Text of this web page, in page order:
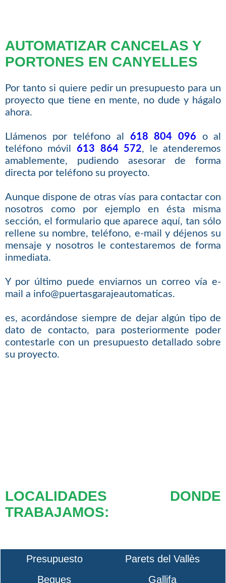
AUTOMATIZAR CANCELAS Y
PORTONES EN CANYELLES
Por tanto si quiere pedir un presupuesto para un
proyecto que tiene en mente, no dude y hágalo
ahora.
Llámenos por teléfono al 618 804 096 o al
teléfono móvil 613 864 572, le atenderemos
amablemente, pudiendo asesorar de forma
directa por teléfono su proyecto.
Aunque dispone de otras vías para contactar con
nosotros como por ejemplo en ésta misma
sección, el formulario que aparece aquí, tan sólo
rellene su nombre, teléfono, e-mail y déjenos su
mensaje y nosotros le contestaremos de forma
inmediata.
Y por último puede enviarnos un correo vía e-
mail a info@puertasgarajeautomaticas.
es, acordándose siempre de dejar algún tipo de
dato de contacto, para posteriormente poder
contestarle con un presupuesto detallado sobre
su proyecto.
LOCALIDADES DONDE
TRABAJAMOS:
Presupuesto
Parets del Vallès
Begues
Gallifa